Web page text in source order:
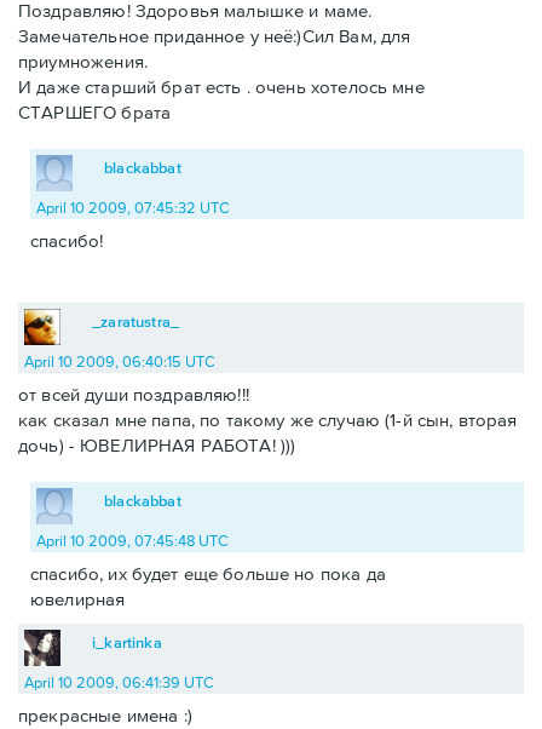
Поздравляю! Здоровья малышке и маме.
Замечательное приданное у неё:)Сил Вам, для
приумножения.
И даже старший брат есть . очень хотелось мне
СТАРШЕГО брата
blackabbat
April 10 2009, 07:45:32 UTC
спасибо!
_zaratustra_
April 10 2009, 06:40:15 UTC
от всей души поздравляю!!!
как сказал мне папа, по такому же случаю (1-й сын, вторая
дочь) - ЮВЕЛИРНАЯ РАБОТА! )))
blackabbat
April 10 2009, 07:45:48 UTC
спасибо, их будет еще больше но пока да
ювелирная
i_kartinka
April 10 2009, 06:41:39 UTC
прекрасные имена :)